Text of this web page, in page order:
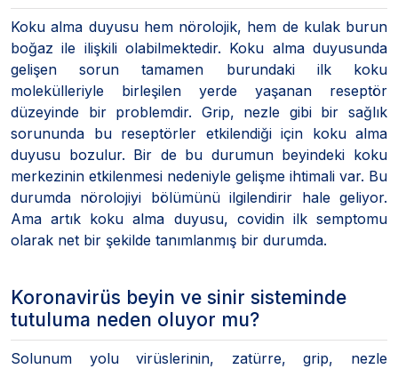
Koku alma duyusu hem nörolojik, hem de kulak burun
boğaz ile ilişkili olabilmektedir. Koku alma duyusunda
gelişen sorun tamamen burundaki ilk koku
molekülleriyle birleşilen yerde yaşanan reseptör
düzeyinde bir problemdir. Grip, nezle gibi bir sağlık
sorununda bu reseptörler etkilendiği için koku alma
duyusu bozulur. Bir de bu durumun beyindeki koku
merkezinin etkilenmesi nedeniyle gelişme ihtimali var. Bu
durumda nörolojiyi bölümünü ilgilendirir hale geliyor.
Ama artık koku alma duyusu, covidin ilk semptomu
olarak net bir şekilde tanımlanmış bir durumda.
Koronavirüs beyin ve sinir sisteminde
tutuluma neden oluyor mu?
Solunum yolu virüslerinin, zatürre, grip, nezle